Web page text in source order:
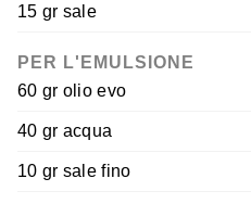
15 gr sale
PER L'EMULSIONE
60 gr olio evo
40 gr acqua
10 gr sale fino